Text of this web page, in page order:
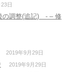
日
の調整(追記) - – 修
2019年9月29日
2019年9月29日